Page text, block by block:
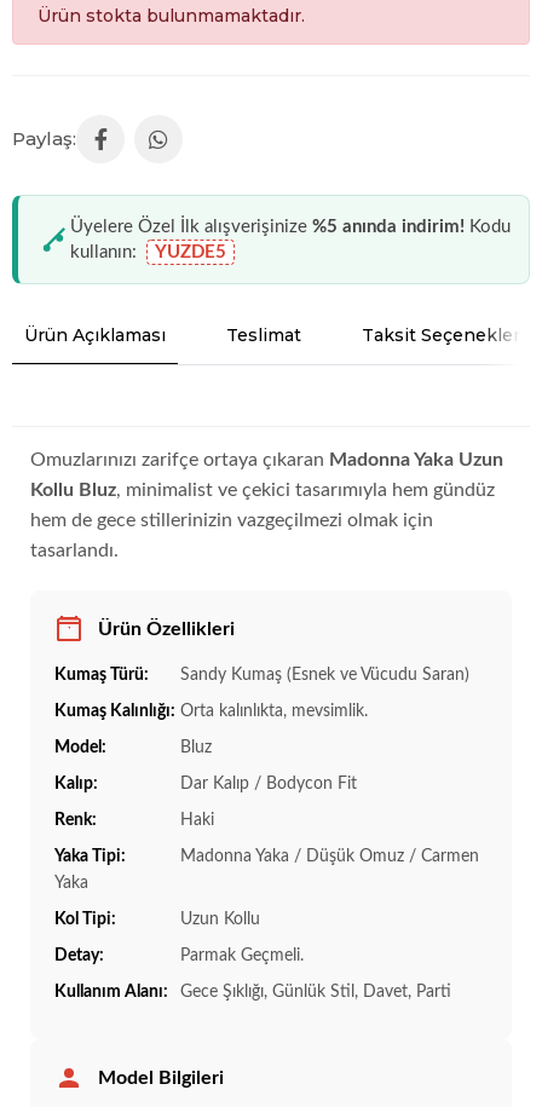
Ürün stokta bulunmamaktadır.
Üyelere Özel İlk alışverişinize %5 anında indirim! Kodu
kullanın:
YUZDE5
Ürün Açıklaması Teslimat Taksit Seçenekleri
Omuzlarınızı zarifçe ortaya çıkaran Madonna Yaka Uzun
Kollu Bluz, minimalist ve çekici tasarımıyla hem gündüz
hem de gece stillerinizin vazgeçilmezi olmak için
tasarlandı.
Ürün Özellikleri
Kumaş Türü: Sandy Kumaş (Esnek ve Vücudu Saran)
Kumaş Kalınlığı: Orta kalınlıkta, mevsimlik.
Model: Bluz
Kalıp: Dar Kalıp / Bodycon Fit
Renk: Haki
Yaka Tipi:
Madonna Yaka / Düşük Omuz / Carmen
Yaka
Kol Tipi: Uzun Kollu
Detay: Parmak Geçmeli.
Kullanım Alanı: Gece Şıklığı, Günlük Stil, Davet, Parti
Model Bilgileri